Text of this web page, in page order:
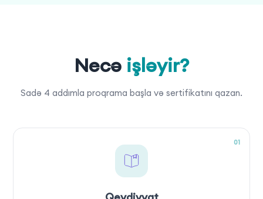
Necə işləyir?
Sadə 4 addımla proqrama başla və sertifikatını qazan.
01